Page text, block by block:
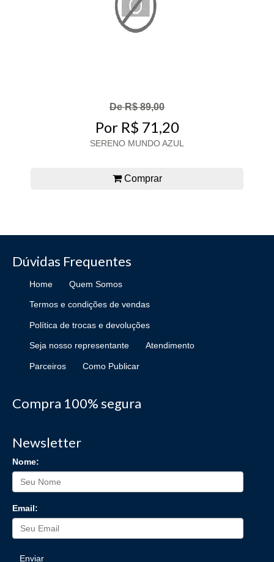
De R$ 89,00
Por R$ 71,20
SERENO MUNDO AZUL
Comprar
Dúvidas Frequentes
Home Quem Somos
Termos e condições de vendas
Política de trocas e devoluções
Seja nosso representante Atendimento
Parceiros Como Publicar
Compra 100% segura
Newsletter
Nome:
Email:
Enviar